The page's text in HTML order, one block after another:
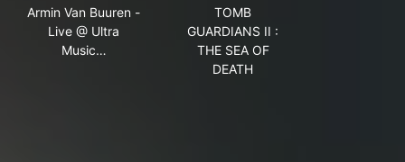
Armin Van Buuren -
Live @ Ultra
Music…
TOMB
GUARDIANS II :
THE SEA OF
DEATH